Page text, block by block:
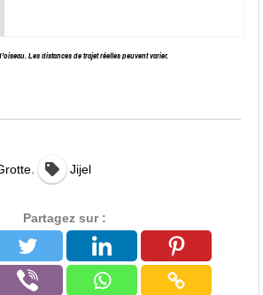
Les distances de trajet réelles peuvent varier.
, Jijel
Partagez sur :